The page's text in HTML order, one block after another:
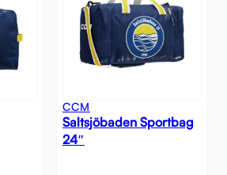
CCM
Saltsjöbaden Sportbag
24″